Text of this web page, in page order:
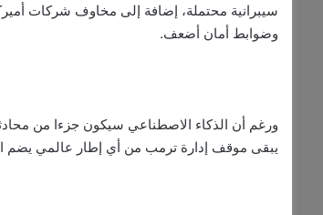
سيبرانية محتملة، إضافة إلى مخاوف شركات
وضوابط أمان أضعف.
ورغم أن الذكاء الاصطناعي سيكون جزءا من
يبقى موقف إدارة ترمب من أي إطار عالمي يضم